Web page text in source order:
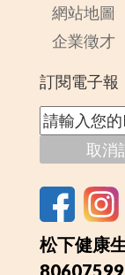
網站地圖
企業徵才
訂閱電子報
松下健康
80607599